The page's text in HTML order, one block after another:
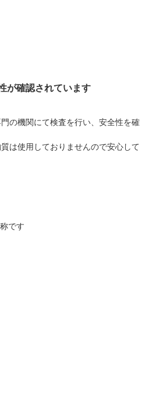
が確認されています
の機関にて検査を行い、安全性を確
は使用しておりませんので安心して
です